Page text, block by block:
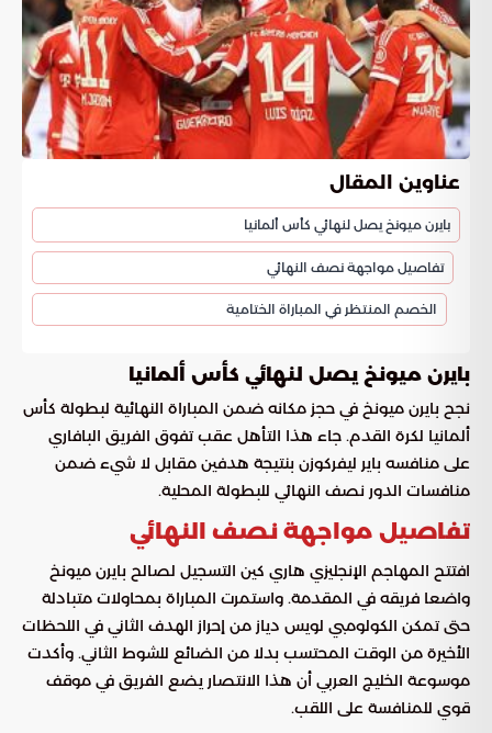
عناوين المقال
بايرن ميونخ يصل لنهائي كأس ألمانيا
تفاصيل مواجهة نصف النهائي
الخصم المنتظر في المباراة الختامية
بايرن ميونخ يصل لنهائي كأس ألمانيا
نجح بايرن ميونخ في حجز مكانه ضمن المباراة النهائية لبطولة كأس
ألمانيا لكرة القدم. جاء هذا التأهل عقب تفوق الفريق البافاري
على منافسه باير ليفركوزن بنتيجة هدفين مقابل لا شيء ضمن
منافسات الدور نصف النهائي للبطولة المحلية.
تفاصيل مواجهة نصف النهائي
افتتح المهاجم الإنجليزي هاري كين التسجيل لصالح بايرن ميونخ
واضعا فريقه في المقدمة. واستمرت المباراة بمحاولات متبادلة
حتى تمكن الكولومبي لويس دياز من إحراز الهدف الثاني في اللحظات
الأخيرة من الوقت المحتسب بدلا من الضائع للشوط الثاني. وأكدت
موسوعة الخليج العربي أن هذا الانتصار يضع الفريق في موقف
قوي للمنافسة على اللقب.